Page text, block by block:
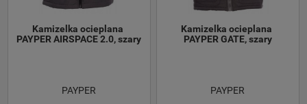
Kamizelka ocieplana
PAYPER AIRSPACE 2.0, szary
PAYPER
Kamizelka ocieplana
PAYPER GATE, szary
PAYPER